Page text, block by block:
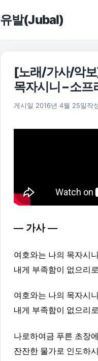
유발(Jubal)
[노래/가사/악
목자시니 – 소프
게시일 2016년 4월 25일 작
— 가사 —
여호와는 나의 목자시니
내게 부족함이 없으리
여호와는 나의 목자시니
내게 부족함이 없으리
나로하여금 푸른 초장
잔잔한 물가로 인도하